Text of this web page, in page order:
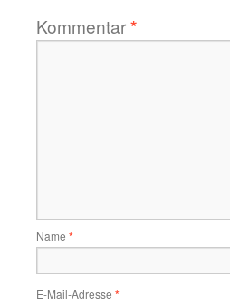
Kommentar*
Name *
E-Mail-Adresse *